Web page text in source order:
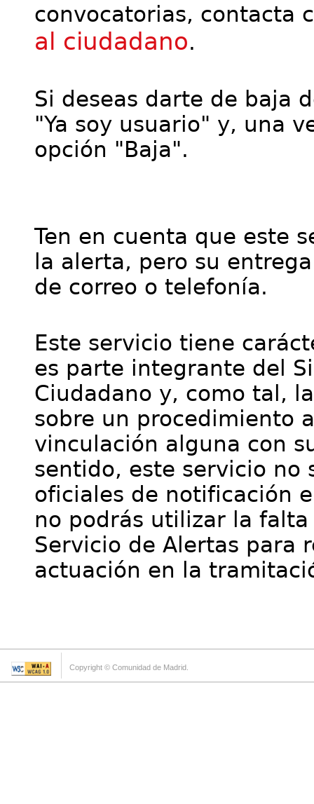
convocatorias, contacta
al ciudadano.
Si deseas darte de baja
"Ya soy usuario" y, una
opción "Baja".
Ten en cuenta que este
la alerta, pero su
de correo o telefonía.
Este servicio tiene
es parte integrante del
Ciudadano y, como tal,
sobre un procedimiento
vinculación alguna con
sentido, este servicio no
oficiales de notificación
no podrás utilizar la
Servicio de Alertas para
actuación en la
Copyright © Comunidad de Madrid.